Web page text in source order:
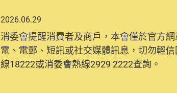
2026.06.29
消委會提醒消費者及商戶，本會僅於官方
電、電郵、短訊或社交媒體訊息，切勿輕
線18222或消委會熱線2929 2222查詢。